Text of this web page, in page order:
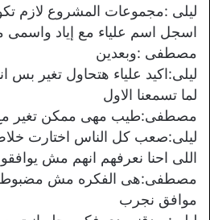
ليلى :مجموعات المشروع لازم
اسجل اسم علياء مع إياد
مصطفى :وبعدين
ليلى:اكيد علياء هتحاول تغير بس
لما تسمعنا الاول
مصطفى:طيب مهى ممكن تغير
ليلى:صعب كل الناس اختارت
اللى احنا نعرفهم انهم مش يوافقو
مصطفى:هى الفكره مش
موافق نجرب